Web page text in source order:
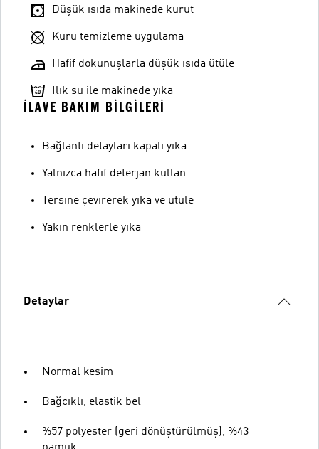
Düşük ısıda makinede kurut
Kuru temizleme uygulama
Hafif dokunuşlarla düşük ısıda ütüle
Ilık su ile makinede yıka
İLAVE BAKIM BILGILERI
Bağlantı detayları kapalı yıka
Yalnızca hafif deterjan kullan
Tersine çevirerek yıka ve ütüle
Yakın renklerle yıka
Detaylar
Normal kesim
Bağcıklı, elastik bel
%57 polyester (geri dönüştürülmüş), %43